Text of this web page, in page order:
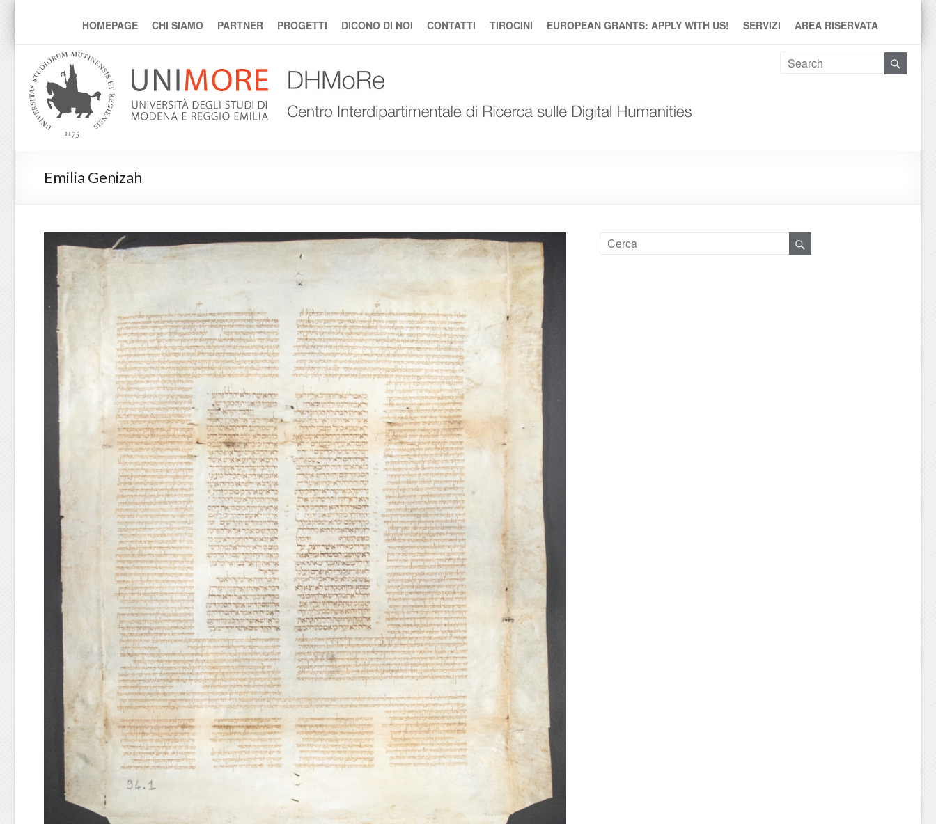
DHmore
HOMEPAGE CHI SIAMO PARTNER PROGETTI DICONO DI NOI CONTATTI TIROCINI EUROPEAN GRANTS: APPLY WITH US! SERVIZI AREA RISERVATA
Emilia Genizah